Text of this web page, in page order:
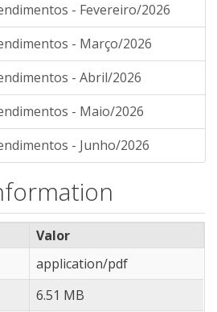
- Fevereiro/2026
- Março/2026
- Abril/2026
- Maio/2026
- Junho/2026
Valor
application/pdf
6.51 MB